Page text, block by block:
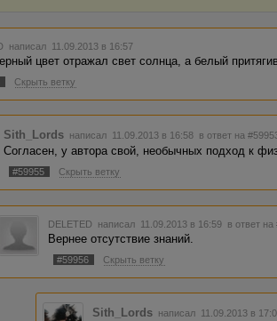
написал 11.09.2013 в 16:57
цвет отражал свет солнца, а белый
Скрыть ветку
Sith_Lords написал 11.09.2013 в 16:58 в ответ на
Согласен, у автора свой, необычных подход к
#59955 Скрыть ветку
DELETED написал 11.09.2013 в 16:59 в ответ на
Вернее отсутствие знаний.
#59956 Скрыть ветку
Sith_Lords написал 11.09.2013 в